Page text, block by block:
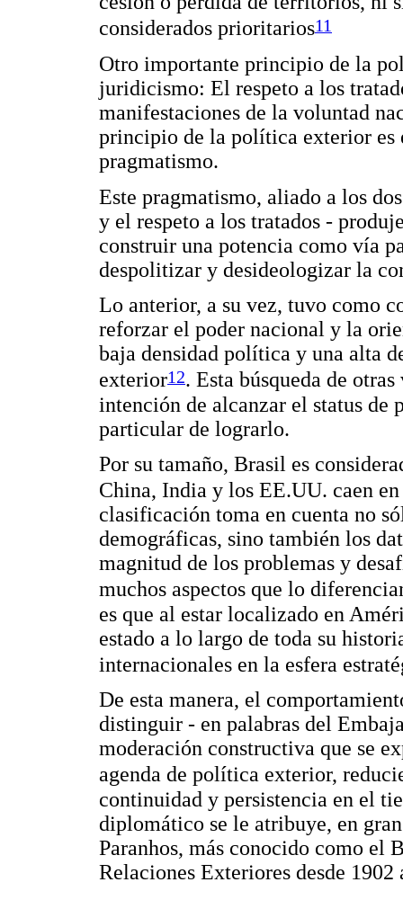
considerados prioritarios11
Otro importante principio de la
juridicismo: El respeto a los
manifestaciones de la voluntad
principio de la política exterior es
pragmatismo.
Este pragmatismo, aliado a los
y el respeto a los tratados -
construir una potencia como vía
despolitizar y desideologizar la
Lo anterior, a su vez, tuvo como
reforzar el poder nacional y la
baja densidad política y una alta
exterior12. Esta búsqueda de
intención de alcanzar el status de
particular de lograrlo.
Por su tamaño, Brasil es
China, India y los EE.UU. caen
clasificación toma en cuenta no
demográficas, sino también los
magnitud de los problemas y
muchos aspectos que lo
es que al estar localizado en
estado a lo largo de toda su
internacionales en la esfera
De esta manera, el
distinguir - en palabras del
moderación constructiva que se
agenda de política exterior,
continuidad y persistencia en el
diplomático se le atribuye, en
Paranhos, más conocido como el
Relaciones Exteriores desde 1902